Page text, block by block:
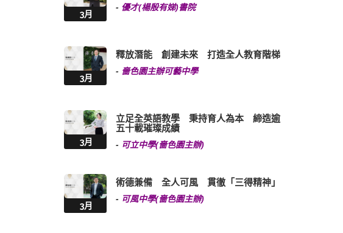
3月
- 優才(楊殷有娣)書院
3月
釋放潛能 創建未來 打造全人教育階梯
- 嗇色園主辦可藝中學
3月
立足全英語教學 秉持育人為本 締造逾
五十載璀璨成績
- 可立中學(嗇色園主辦)
3月
術德兼備 全人可風 貫徹「三得精神」
- 可風中學(嗇色園主辦)